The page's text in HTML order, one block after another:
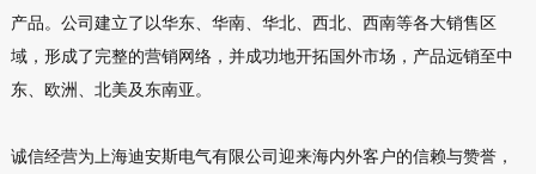
产品。公司建立了以华东、华南、华北、西北、西南等各大销售区
域，形成了完整的营销网络，并成功地开拓国外市场，产品远销至中
东、欧洲、北美及东南亚。
诚信经营为上海迪安斯电气有限公司迎来海内外客户的信赖与赞誉，